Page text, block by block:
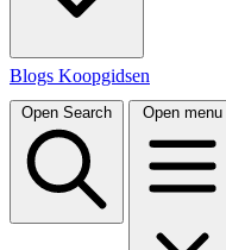
Blogs Koopgidsen
Open Search Open menu